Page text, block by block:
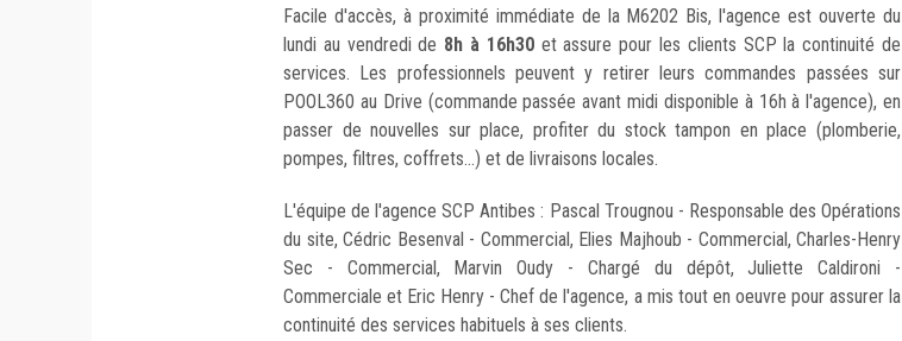
Facile d'accès, à proximité immédiate de la M6202 Bis, l'agence est ouverte du
lundi au vendredi de 8h à 16h30et assure pour les clients SCP la continuité de
services. Les professionnels peuvent y retirer leurs commandes passées sur
POOL360 au Drive (commande passée avant midi disponible à 16h à l'agence), en
passer de nouvelles sur place, profiter du stock tampon en place (plomberie,
pompes, filtres, coffrets...) et de livraisons locales.
L'équipe de l'agence SCP Antibes : Pascal Trougnou - Responsable des Opérations
du site, Cédric Besenval - Commercial, Elies Majhoub - Commercial, Charles-Henry
Sec - Commercial, Marvin Oudy - Chargé du dépôt, Juliette Caldironi -
Commerciale et Eric Henry - Chef de l'agence, a mis tout en oeuvre pour assurer la
continuité des services habituels à ses clients.